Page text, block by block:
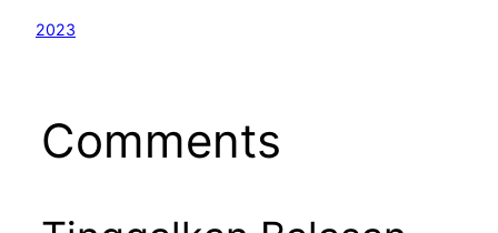
2023
Comments